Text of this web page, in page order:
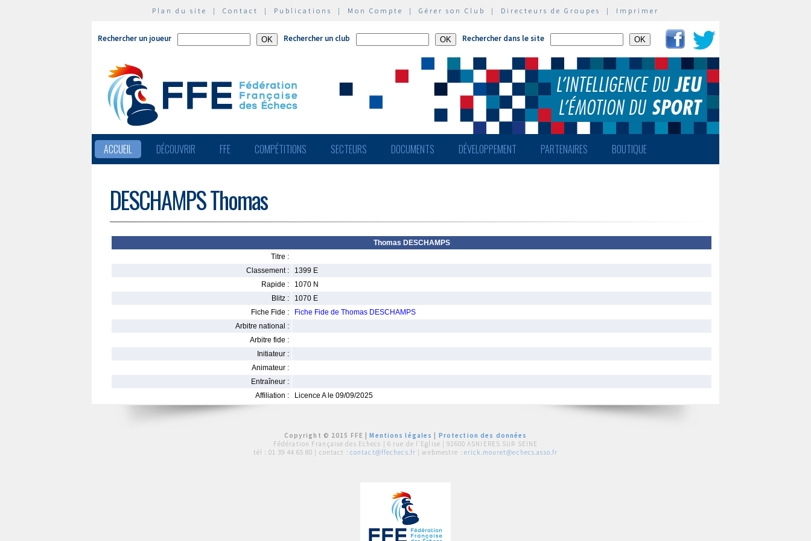
Plan du site | Contact | Publications | Mon Compte | Gérer son Club | Directeurs de Groupes | Imprimer
Rechercher un joueur Rechercher un club Rechercher dans le site
ACCUEIL DÉCOUVRIR FFE COMPÉTITIONS SECTEURS DOCUMENTS DÉVELOPPEMENT PARTENAIRES BOUTIQUE
DESCHAMPS Thomas
Thomas DESCHAMPS
Titre :
Classement :
1399 E
Rapide :
1070 N
Blitz :
1070 E
Fiche Fide :
Fiche Fide de Thomas DESCHAMPS
Arbitre national :
Arbitre fide :
Initiateur :
Animateur :
Entraîneur :
Affiliation :
Licence A le 09/09/2025
Copyright © 2015 FFE |Mentions légales
Protection des données
Fédération Française des Echecs | 6 rue de l'Eglise | 92600 ASNIERES SUR SEINE
tél : 01 39 44 65 80 | contact : contact@ffechecs.fr | webmestre : erick.mouret@echecs.asso.fr